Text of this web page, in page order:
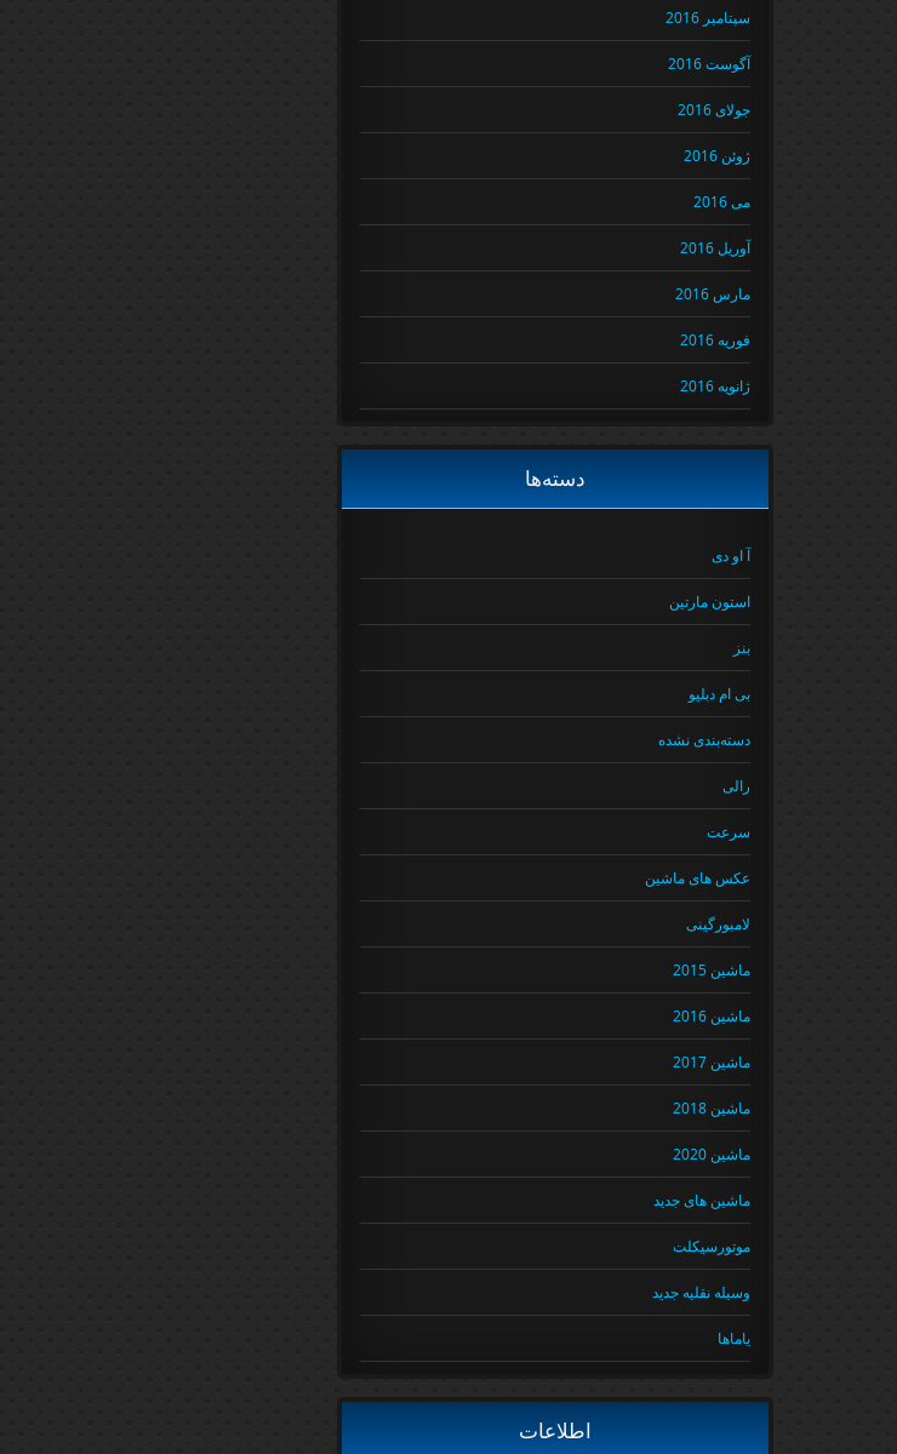
سپتامبر 2016
آگوست 2016
جولای 2016
ژوئن 2016
می 2016
آوریل 2016
مارس 2016
فوریه 2016
ژانویه 2016
دسته‌ها
آ او دی
استون مارتین
بنز
بی ام دبلیو
دسته‌بندی نشده
رالی
سرعت
عکس های ماشین
لامبورگینی
ماشین 2015
ماشین 2016
ماشین 2017
ماشین 2018
ماشین 2020
ماشین های جدید
موتورسیکلت
وسیله نقلیه جدید
یاماها
اطلاعات